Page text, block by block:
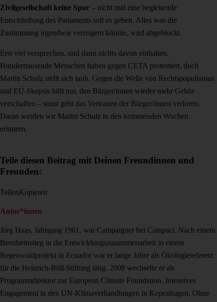
Zivilgesellschaft keine Spur – nicht mal eine begleitende
Entschließung des Parlaments soll es geben. Alles was die
Zustimmung irgendwie verzögern könnte, wird abgeblockt.
Erst viel versprechen, und dann nichts davon einhalten.
Hunderttausende Menschen haben gegen CETA protestiert, doch
Martin Schulz stellt sich taub. Gegen die Welle von Rechtspopulismus
und EU-Skepsis hilft nur, den Bürger/innen wieder mehr Gehör
verschaffen – sonst geht das Vertrauen der Bürger/innen verloren.
Daran werden wir Martin Schulz in den kommenden Wochen
erinnern.
Teile diesen Beitrag mit Deinen Freundinnen und
Freunden:
TeilenKopieren
Autor*innen
Jörg Haas, Jahrgang 1961, war Campaigner bei Campact. Nach einem
Berufseinstieg in die Entwicklungszusammenarbeit in einem
Regenwaldprojekt in Ecuador war er lange Jahre als Ökologiereferent
für die Heinrich-Böll-Stiftung tätig. 2008 wechselte er als
Programmdirektor zur European Climate Foundation. Intensives
Engagement in den UN-Klimaverhandlungen in Kopenhagen. Ohne